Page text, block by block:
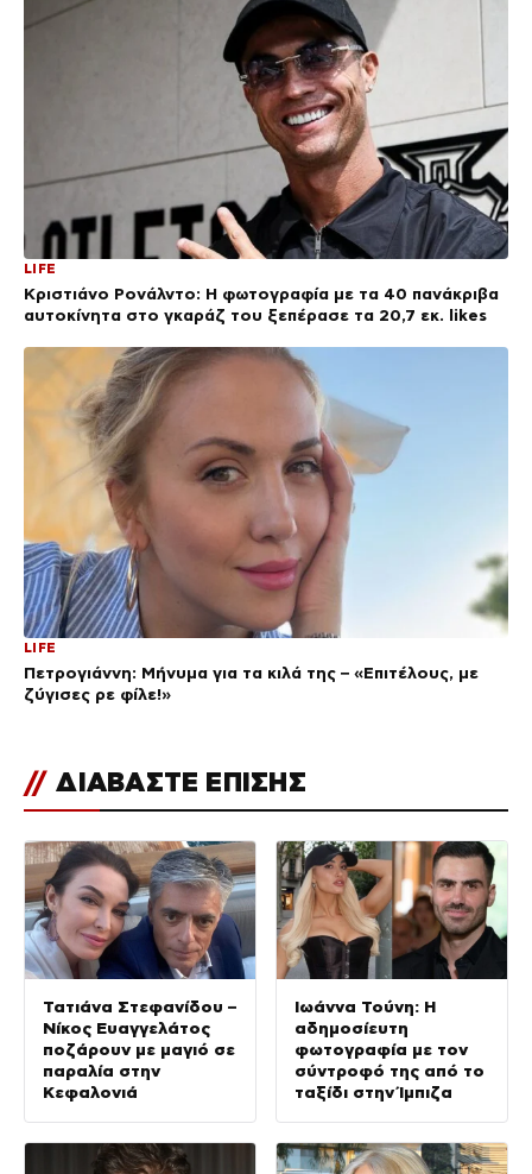
LIFE
Κριστιάνο Ρονάλντο: Η φωτογραφία με τα 40 πανάκριβα
αυτοκίνητα στο γκαράζ του ξεπέρασε τα 20,7 εκ. likes
LIFE
Πετρογιάννη: Μήνυμα για τα κιλά της – «Επιτέλους, με
ζύγισες ρε φίλε!»
// ΔΙΑΒΑΣΤΕ ΕΠΙΣΗΣ
Τατιάνα Στεφανίδου –
Νίκος Ευαγγελάτος
ποζάρουν με μαγιό σε
παραλία στην
Κεφαλονιά
Ιωάννα Τούνη: Η
αδημοσίευτη
φωτογραφία με τον
σύντροφό της από το
ταξίδι στην Ίμπιζα